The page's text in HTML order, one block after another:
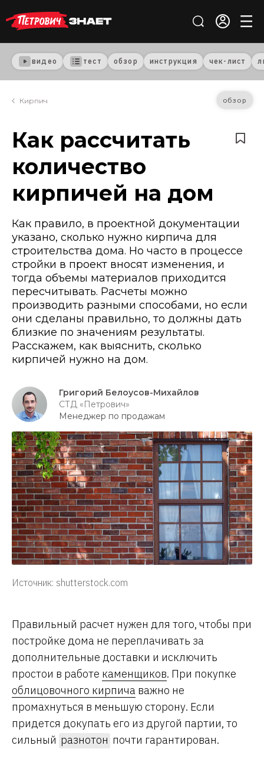
видео тест обзор инструкция чек-лист
Кирпич обзор
Как рассчитать
количество
кирпичей на дом
Григорий Белоусов-Михайлов
СТД «Петрович»
Менеджер по продажам
Как правило, в проектной документации
указано, сколько нужно кирпича для
строительства дома. Но часто в процессе
стройки в проект вносят изменения, и
тогда объемы материалов приходится
пересчитывать. Расчеты можно
производить разными способами, но если
они сделаны правильно, то должны дать
близкие по значениям результаты.
Расскажем, как выяснить, сколько
кирпичей нужно на дом.
Источник: shutterstock.com
Правильный расчет нужен для того, чтобы при
постройке дома не переплачивать за
дополнительные доставки и исключить
простои в работе каменщиков. При покупке
облицовочного кирпича важно не
промахнуться в меньшую сторону. Если
придется докупать его из другой партии, то
сильный разнотон почти гарантирован.